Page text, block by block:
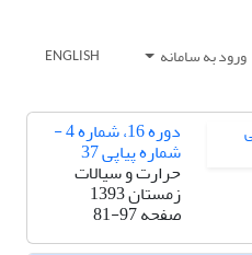
ورود به سامانه ENGLISH
دوره 16، شماره 4 -
شماره پیاپی 37
حرارت و سیالات
زمستان 1393
صفحه81-97